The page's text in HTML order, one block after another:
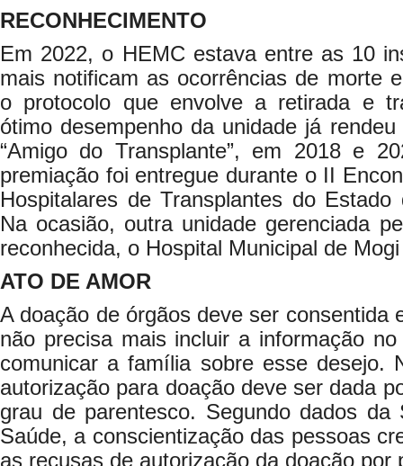
RECONHECIMENTO
Em 2022, o HEMC estava entre as 10
mais notificam as ocorrências de morte
o protocolo que envolve a retirada e
ótimo desempenho da unidade já
“Amigo do Transplante”, em 2018 e
premiação foi entregue durante o II
Hospitalares de Transplantes do
Na ocasião, outra unidade gerenciada
reconhecida, o Hospital Municipal de
ATO DE AMOR
A doação de órgãos deve ser consentida
não precisa mais incluir a informação
comunicar a família sobre esse desejo.
autorização para doação deve ser dada
grau de parentesco. Segundo dados da
Saúde, a conscientização das pessoas
as recusas de autorização da doação